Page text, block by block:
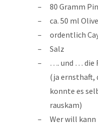
80 Gramm
ca. 50 ml
ordentlich
Salz
…. und … die
(ja ernsthaft,
konnte es
rauskam)
Wer will